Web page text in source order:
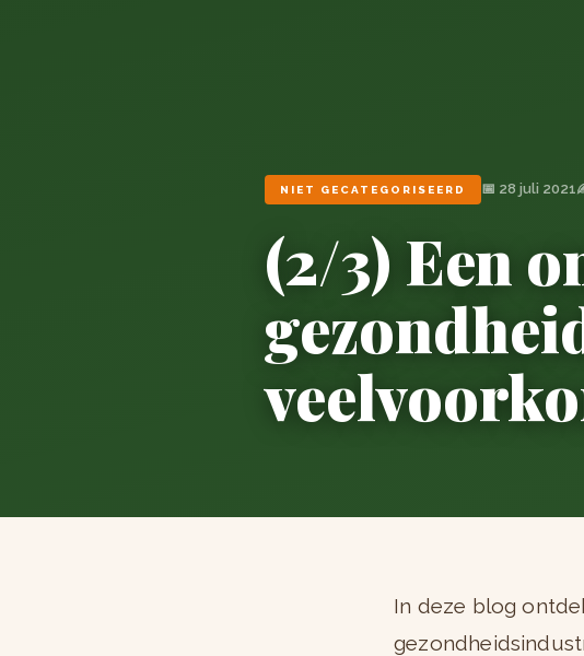
NIET GECATEGORISEERD 📅 28 juli 2021
(2/3) Een
In deze blog